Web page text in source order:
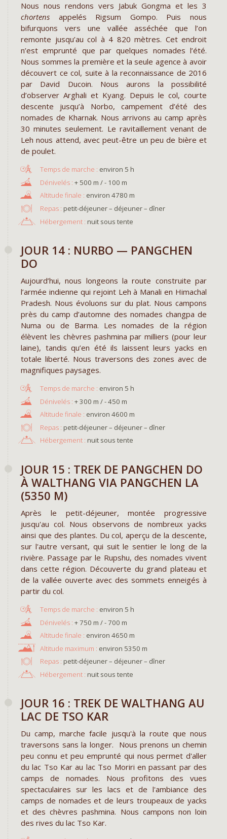
Nous nous rendons vers Jabuk Gongma et les 3
chortens appelés Rigsum Gompo. Puis nous
bifurquons vers une vallée asséchée que l’on
remonte jusqu’au col à 4 820 mètres. Cet endroit
n’est emprunté que par quelques nomades l’été.
Nous sommes la première et la seule agence à avoir
découvert ce col, suite à la reconnaissance de 2016
par David Ducoin. Nous aurons la possibilité
d’observer Arghali et Kyang. Depuis le col, courte
descente jusqu’à Norbo, campement d’été des
nomades de Kharnak. Nous arrivons au camp après
30 minutes seulement. Le ravitaillement venant de
Leh nous attend, avec peut-être un peu de bière et
de poulet.
environ 5 h
+ 500 m / - 100 m
environ 4780 m
Repas : petit-déjeuner – déjeuner – dîner
Hébergement : nuit sous tente
JOUR 14 : NURBO — PANGCHEN
DO
Aujourd’hui, nous longeons la route construite par
l’armée indienne qui rejoint Leh à Manali en Himachal
Pradesh. Nous évoluons sur du plat. Nous campons
près du camp d’automne des nomades changpa de
Numa ou de Barma. Les nomades de la région
élèvent les chèvres pashmina par milliers (pour leur
laine), tandis qu’en été ils laissent leurs yacks en
totale liberté. Nous traversons des zones avec de
magnifiques paysages.
environ 5 h
+ 300 m / - 450 m
environ 4600 m
Repas : petit-déjeuner – déjeuner – dîner
Hébergement : nuit sous tente
JOUR 15 : TREK DE PANGCHEN DO
À WALTHANG VIA PANGCHEN LA
(5350 M)
Après le petit-déjeuner, montée progressive
jusqu'au col. Nous observons de nombreux yacks
ainsi que des plantes. Du col, aperçu de la descente,
sur l'autre versant, qui suit le sentier le long de la
rivière. Passage par le Rupshu, des nomades vivent
dans cette région. Découverte du grand plateau et
de la vallée ouverte avec des sommets enneigés à
partir du col.
environ 5 h
+ 750 m / - 700 m
environ 4650 m
environ 5350 m
Repas : petit-déjeuner – déjeuner – dîner
Hébergement : nuit sous tente
JOUR 16 : TREK DE WALTHANG AU
LAC DE TSO KAR
Du camp, marche facile jusqu'à la route que nous
traversons sans la longer. Nous prenons un chemin
peu connu et peu emprunté qui nous permet d'aller
du lac Tso Kar au lac Tso Moriri en passant par des
camps de nomades. Nous profitons des vues
spectaculaires sur les lacs et de l'ambiance des
camps de nomades et de leurs troupeaux de yacks
et des chèvres pashmina. Nous campons non loin
des rives du lac Tso Kar.